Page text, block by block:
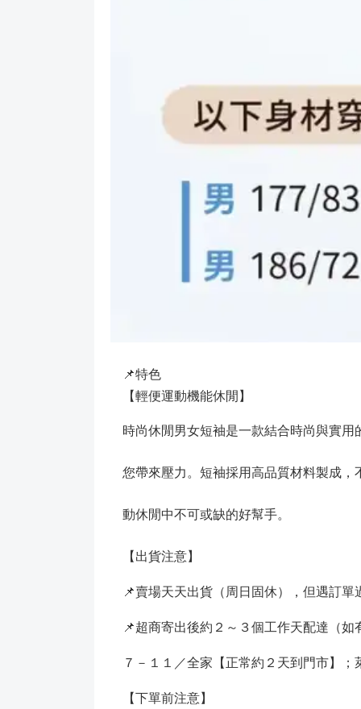
📌特色
【輕便運動機能休閒】
時尚休閒男女短袖是一款結合時尚與實
您帶來壓力。短袖採用高品質材料製成
動休閒中不可或缺的好幫手。
【出貨注意】
📌賣場天天出貨（周日固休），但遇訂
📌超商寄出後約２～３個工作天配達（
７－１１／全家【正常約２天到門市】
【下單前注意】